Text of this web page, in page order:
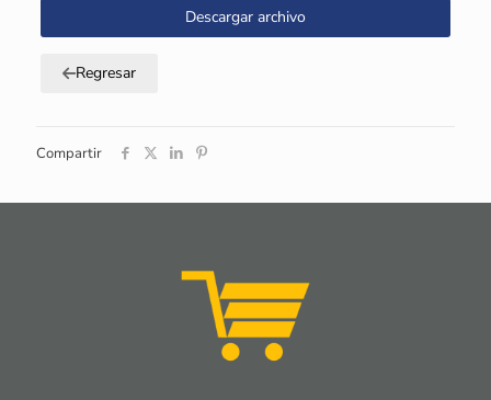
Descargar archivo
Regresar
Compartir